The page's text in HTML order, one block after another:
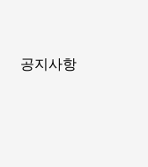
공지사항